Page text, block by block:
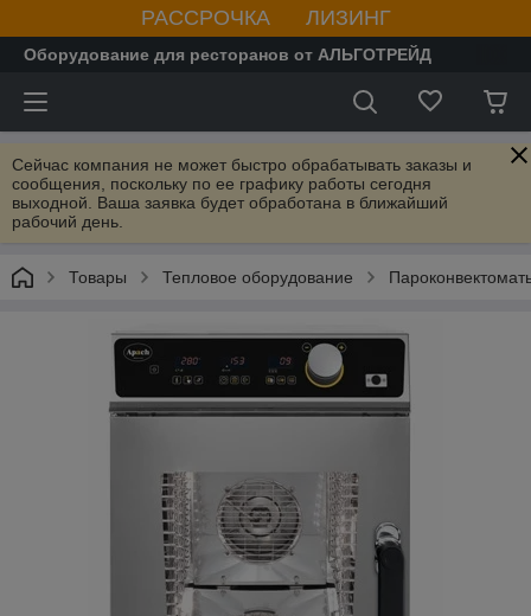
РАССРОЧКА ЛИЗИНГ
Оборудование для ресторанов от АЛЬГОТРЕЙД
Сейчас компания не может быстро обрабатывать заказы и
сообщения, поскольку по ее графику работы сегодня
выходной. Ваша заявка будет обработана в ближайший
рабочий день.
Товары Тепловое оборудование